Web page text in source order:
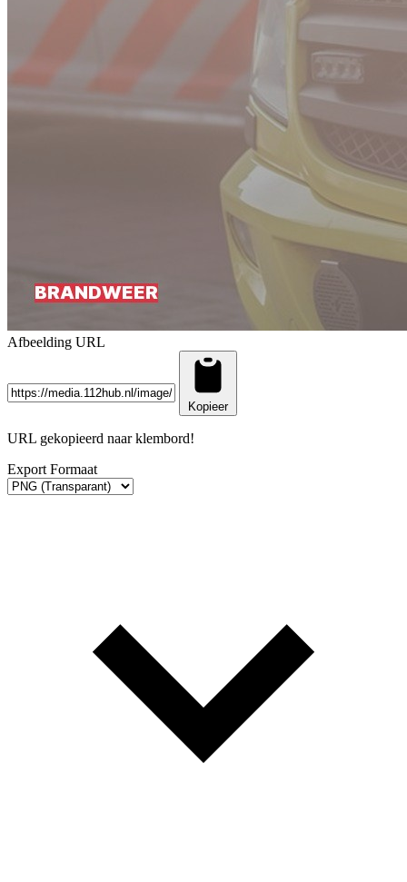
Afbeelding URL
Kopieer
URL gekopieerd naar klembord!
Export Formaat